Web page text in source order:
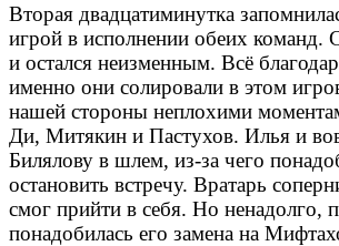
Вторая двадцатиминутка
игрой в исполнении обеих команд.
и остался неизменным. Всё
именно они солировали в этом
нашей стороны неплохими
Ди, Митякин и Пастухов. Илья и
Билялову в шлем, из-за чего
остановить встречу. Вратарь
смог прийти в себя. Но ненадолго,
понадобилась его замена на